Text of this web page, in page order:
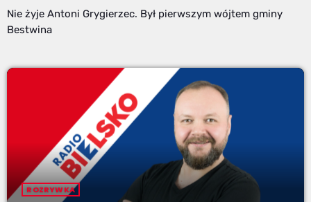
Nie żyje Antoni Grygierzec. Był pierwszym wójtem gminy
Bestwina
ROZRYWKA